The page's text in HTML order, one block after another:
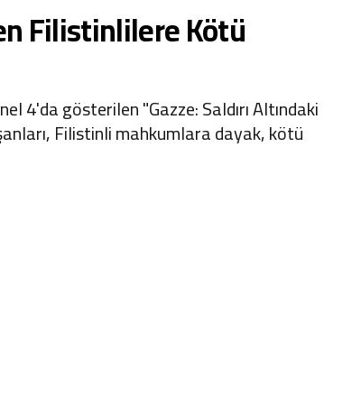
Filistinlilere Kötü
4'da gösterilen "Gazze: Saldırı Altındaki
Filistinli mahkumlara dayak, kötü